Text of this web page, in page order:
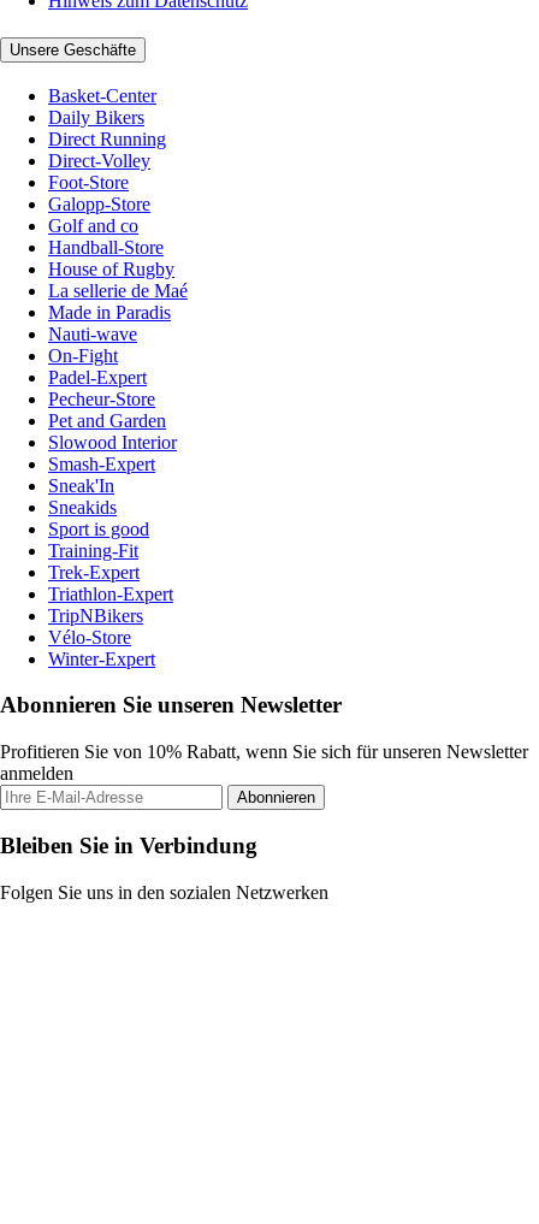
Unsere Geschäfte
Basket-Center
Daily Bikers
Direct Running
Direct-Volley
Foot-Store
Galopp-Store
Golf and co
Handball-Store
House of Rugby
La sellerie de Maé
Made in Paradis
Nauti-wave
On-Fight
Padel-Expert
Pecheur-Store
Pet and Garden
Slowood Interior
Smash-Expert
Sneak'In
Sneakids
Sport is good
Training-Fit
Trek-Expert
Triathlon-Expert
TripNBikers
Vélo-Store
Winter-Expert
Abonnieren Sie unseren Newsletter
Profitieren Sie von 10% Rabatt, wenn Sie sich für unseren Newsletter
anmelden
Abonnieren
Bleiben Sie in Verbindung
Folgen Sie uns in den sozialen Netzwerken